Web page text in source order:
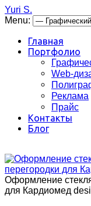
Yuri S.
Menu:
Главная
Портфолио
Web-
Реклама
Прайс
Контакты
Блог
Оформление
для Кардиомед